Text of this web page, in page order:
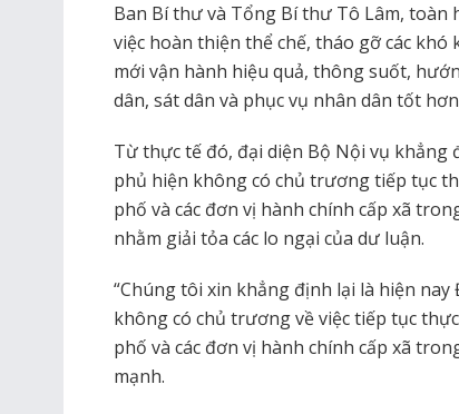
Ban Bí thư và Tổng Bí thư Tô Lâm,
việc hoàn thiện thể chế, tháo gỡ các
mới vận hành hiệu quả, thông suốt,
dân, sát dân và phục vụ nhân dân tốt
Từ thực tế đó, đại diện Bộ Nội vụ khẳng
phủ hiện không có chủ trương tiếp tục
phố và các đơn vị hành chính cấp xã
nhằm giải tỏa các lo ngại của dư luận.
“Chúng tôi xin khẳng định lại là hiện
không có chủ trương về việc tiếp tục
phố và các đơn vị hành chính cấp xã
mạnh.